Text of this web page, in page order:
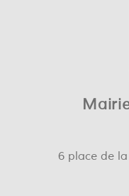
6 place de